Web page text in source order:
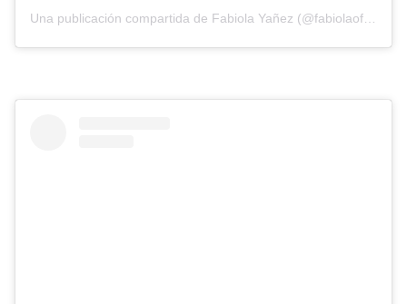
Una publicación compartida de Fabiola Yañez (@fabiolaoficialok) el